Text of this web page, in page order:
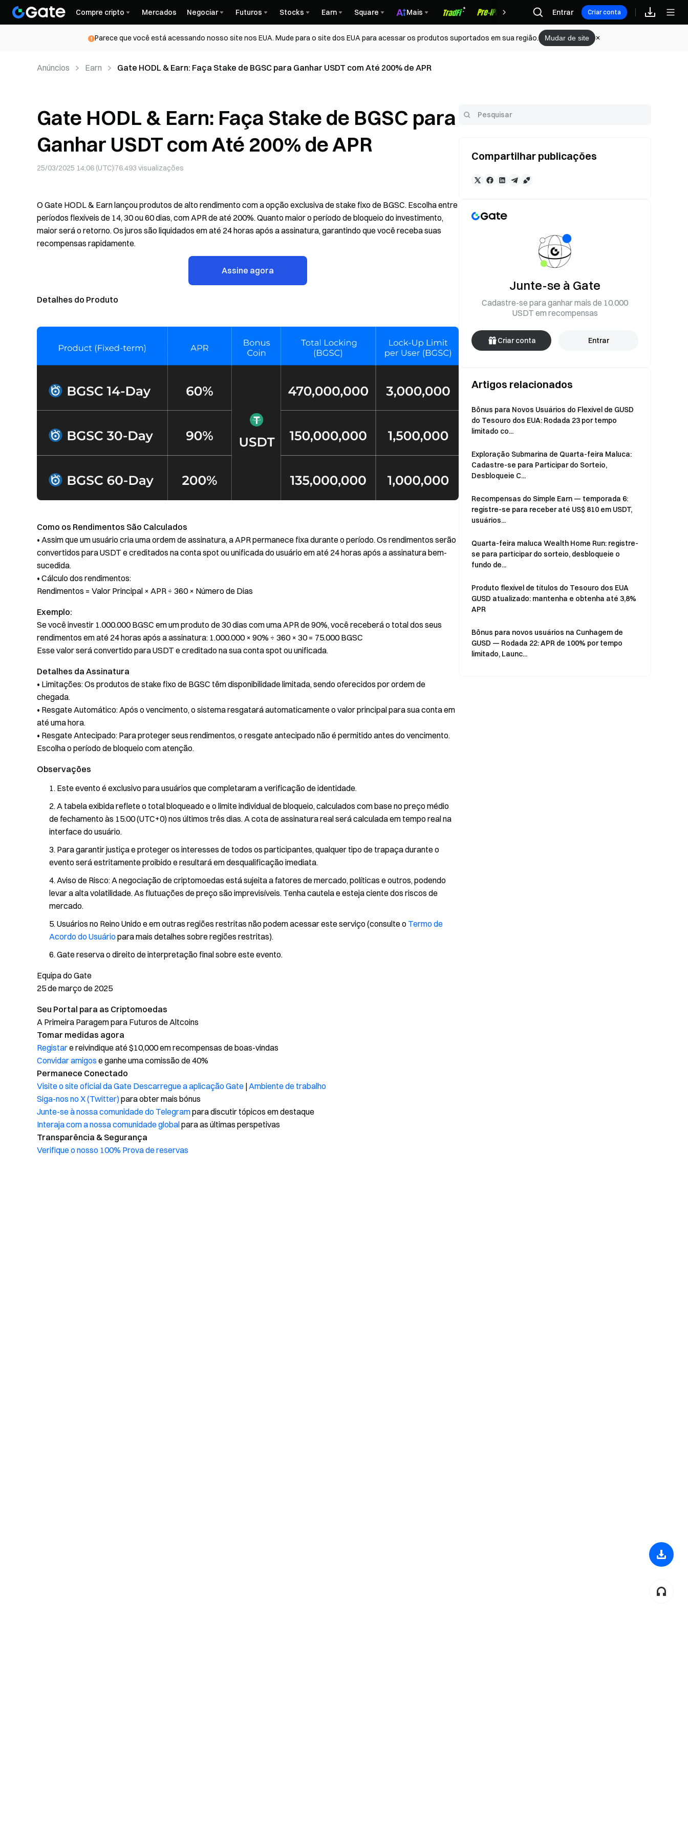
Compre cripto Mercados Negociar Futuros Stocks Earn Square Mais Recompensas
Entrar Criar conta
Parece que você está acessando nosso site nos EUA. Mude para o site dos EUA para acessar os produtos suportados em sua região. Mudar de site
Anúncios Earn Gate HODL & Earn: Faça Stake de BGSC para Ganhar USDT com Até 200% de APR
Gate HODL & Earn: Faça Stake de BGSC para
Ganhar USDT com Até 200% de APR
25/03/2025 14:06 (UTC)76.493 visualizações
O Gate HODL & Earn lançou produtos de alto rendimento com a opção exclusiva de stake fixo de BGSC. Escolha entre
períodos flexíveis de 14, 30 ou 60 dias, com APR de até 200%. Quanto maior o período de bloqueio do investimento,
maior será o retorno. Os juros são liquidados em até 24 horas após a assinatura, garantindo que você receba suas
recompensas rapidamente.
Assine agora
Detalhes do Produto
Como os Rendimentos São Calculados
• Assim que um usuário cria uma ordem de assinatura, a APR permanece fixa durante o período. Os rendimentos serão
convertidos para USDT e creditados na conta spot ou unificada do usuário em até 24 horas após a assinatura bem-
sucedida.
• Cálculo dos rendimentos:
Rendimentos = Valor Principal × APR ÷ 360 × Número de Dias
Exemplo:
Se você investir 1.000.000 BGSC em um produto de 30 dias com uma APR de 90%, você receberá o total dos seus
rendimentos em até 24 horas após a assinatura: 1.000.000 × 90% ÷ 360 × 30 = 75.000 BGSC
Esse valor será convertido para USDT e creditado na sua conta spot ou unificada.
Detalhes da Assinatura
• Limitações: Os produtos de stake fixo de BGSC têm disponibilidade limitada, sendo oferecidos por ordem de
chegada.
• Resgate Automático: Após o vencimento, o sistema resgatará automaticamente o valor principal para sua conta em
até uma hora.
• Resgate Antecipado: Para proteger seus rendimentos, o resgate antecipado não é permitido antes do vencimento.
Escolha o período de bloqueio com atenção.
Observações
Este evento é exclusivo para usuários que completaram a verificação de identidade.
A tabela exibida reflete o total bloqueado e o limite individual de bloqueio, calculados com base no preço médio
de fechamento às 15:00 (UTC+0) nos últimos três dias. A cota de assinatura real será calculada em tempo real na
interface do usuário.
Para garantir justiça e proteger os interesses de todos os participantes, qualquer tipo de trapaça durante o
evento será estritamente proibido e resultará em desqualificação imediata.
Aviso de Risco: A negociação de criptomoedas está sujeita a fatores de mercado, políticas e outros, podendo
levar a alta volatilidade. As flutuações de preço são imprevisíveis. Tenha cautela e esteja ciente dos riscos de
mercado.
Usuários no Reino Unido e em outras regiões restritas não podem acessar este serviço (consulte o Termo de
Acordo do Usuário para mais detalhes sobre regiões restritas).
Gate reserva o direito de interpretação final sobre este evento.
Equipa do Gate
25 de março de 2025
Seu Portal para as Criptomoedas
A Primeira Paragem para Futuros de Altcoins
Tomar medidas agora
Registare reivindique até $10,000 em recompensas de boas-vindas
Convidar amigos e ganhe uma comissão de 40%
Permanece Conectado
Visite o site oficial da Gate Descarregue a aplicação Gate |Ambiente de trabalho
Siga-nos no X (Twitter)para obter mais bónus
Junte-se à nossa comunidade do Telegrampara discutir tópicos em destaque
Interaja com a nossa comunidade globalpara as últimas perspetivas
Transparência & Segurança
Verifique o nosso 100% Prova de reservas
Compartilhar publicações
Junte-se à Gate
Cadastre-se para ganhar mais de 10.000
USDT em recompensas
Criar conta Entrar
Artigos relacionados
Bônus para Novos Usuários do Flexível de GUSD
do Tesouro dos EUA: Rodada 23 por tempo
limitado co...
Exploração Submarina de Quarta-feira Maluca:
Cadastre-se para Participar do Sorteio,
Desbloqueie C...
Recompensas do Simple Earn — temporada 6:
registre-se para receber até US$ 810 em USDT,
usuários...
Quarta-feira maluca Wealth Home Run: registre-
se para participar do sorteio, desbloqueie o
fundo de...
Produto flexível de títulos do Tesouro dos EUA
GUSD atualizado: mantenha e obtenha até 3,8%
APR
Bônus para novos usuários na Cunhagem de
GUSD — Rodada 22: APR de 100% por tempo
limitado, Launc...